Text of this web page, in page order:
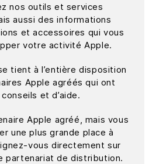
nos outils et services
aussi des informations
et accessoires qui vous
votre activité Apple.
tient à l’entière disposition
Apple agréés qui ont
et d’aide.
Apple agréé, mais vous
une plus grande place à
vous directement sur
partenariat de distribution.